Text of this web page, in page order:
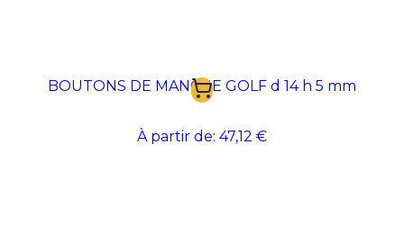
BOUTONS DE MANCHE GOLF d 14 h 5 mm
À partir de: 47,12 €